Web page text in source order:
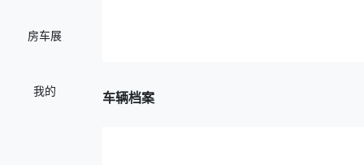
房车展
我的 车辆档案